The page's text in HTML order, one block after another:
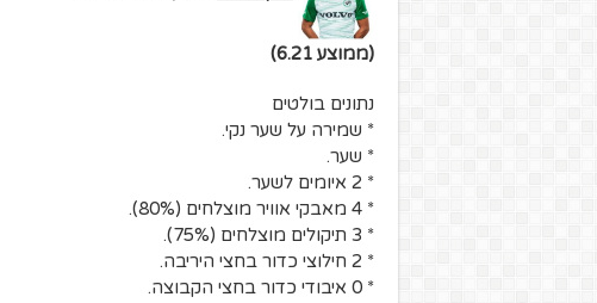
(ממוצע 6.21)
נתונים בולטים
* שמירה על שער נקי.
* שער.
* 2 איומים לשער.
* 4 מאבקי אוויר מוצלחים (80%).
* 3 תיקולים מוצלחים (75%).
* 2 חילוצי כדור בחצי היריבה.
* 0 איבודי כדור בחצי הקבוצה.